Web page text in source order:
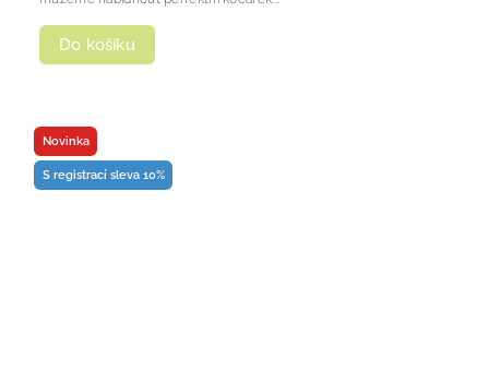
Do košíku
Novinka
S registrací sleva 10%